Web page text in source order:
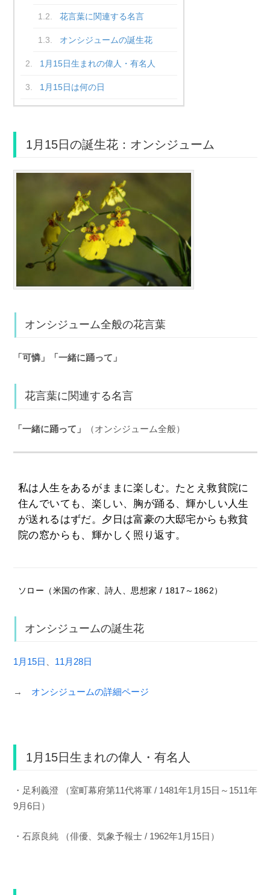
花言葉に関連する名言
オンシジュームの誕生花
1月15日生まれの偉人・有名人
1月15日は何の日
1月15日の誕生花：オンシジューム
オンシジューム全般の花言葉
「可憐」「一緒に踊って」
花言葉に関連する名言
「一緒に踊って」 （オンシジューム全般）
私は人生をあるがままに楽しむ。たとえ救貧院に
住んでいても、楽しい、胸が踊る、輝かしい人生
が送れるはずだ。夕日は富豪の大邸宅からも救貧
院の窓からも、輝かしく照り返す。
ソロー（米国の作家、詩人、思想家 / 1817～1862）
オンシジュームの誕生花
1月15日 11月28日
→ オンシジュームの詳細ページ
1月15日生まれの偉人・有名人
・足利義澄 （室町幕府第11代将軍 / 1481年1月15日～1511年
9月6日）
・石原良純 （俳優、気象予報士 / 1962年1月15日）